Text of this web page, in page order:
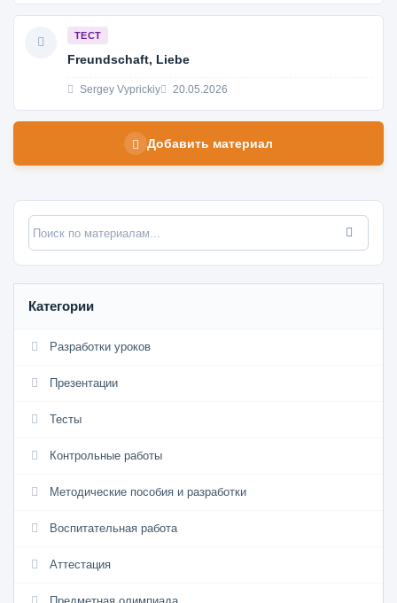
ТЕСТ
Freundschaft, Liebe
Sergey Vyprickiy 20.05.2026
Добавить материал
Категории
Разработки уроков
Презентации
Тесты
Контрольные работы
Методические пособия и разработки
Воспитательная работа
Аттестация